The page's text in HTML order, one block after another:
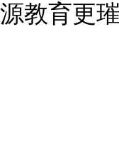
教育更